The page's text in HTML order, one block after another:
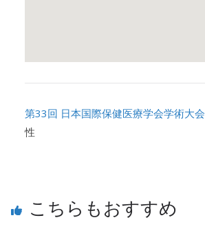
第33回 日本国際保健医療学会学術大会
性
こちらもおすすめ